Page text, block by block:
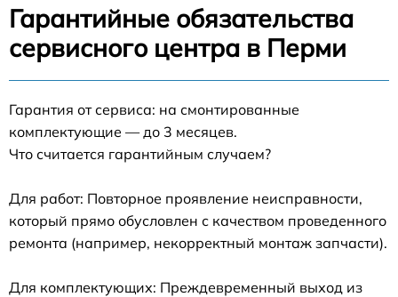
Гарантийные обязательства
сервисного центра в Перми
Гарантия от сервиса: на смонтированные
комплектующие — до 3 месяцев.
Что считается гарантийным случаем?
Для работ: Повторное проявление неисправности,
который прямо обусловлен с качеством проведенного
ремонта (например, некорректный монтаж запчасти).
Для комплектующих: Преждевременный выход из